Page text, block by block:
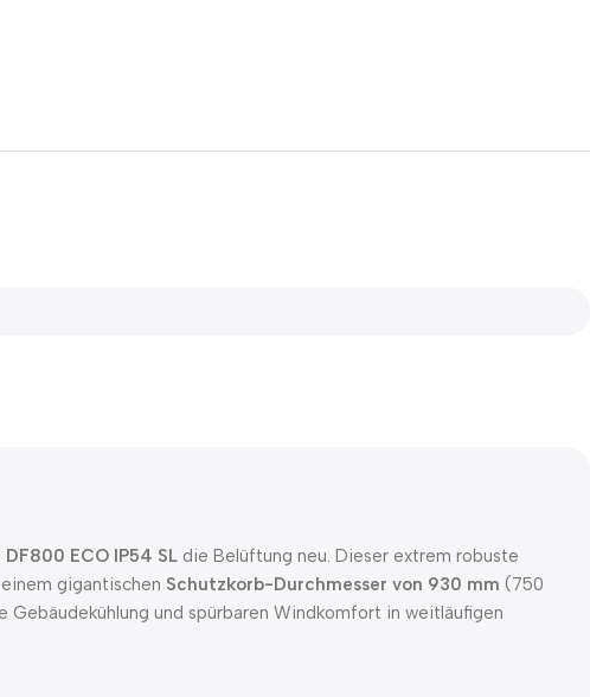
DF800 ECO IP54 SL die Belüftung neu. Dieser extrem robuste
gigantischen Schutzkorb-Durchmesser von 930 mm (750
und spürbaren Windkomfort in weitläufigen